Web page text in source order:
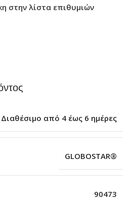
στην λίστα επιθυμιών
Διαθέσιμο από 4 έως 6 ημέρες
GLOBOSTAR®
90473